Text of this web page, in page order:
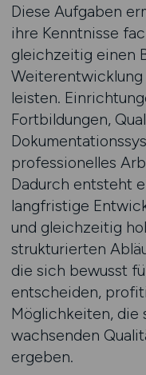
Diese Aufgaben
ihre Kenntnisse
gleichzeitig einen
Weiterentwicklung
leisten.
Fortbildungen,
professionelles
Dadurch entsteht
langfristige
und gleichzeitig
strukturierten
die sich bewusst
entscheiden,
Möglichkeiten, die
wachsenden
ergeben.